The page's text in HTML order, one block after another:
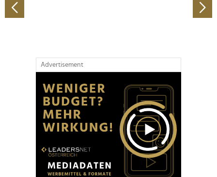
gesammelt haben.
Advertisement